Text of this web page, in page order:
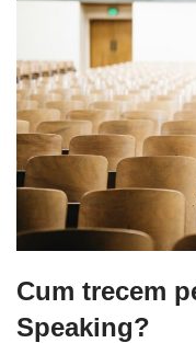
Cum trecem
Speaking?